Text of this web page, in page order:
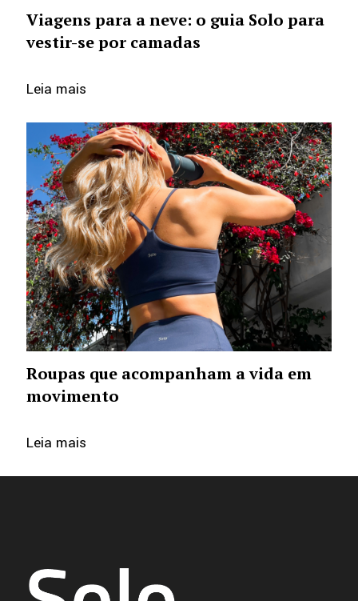
Viagens para a neve: o guia Solo para
vestir-se por camadas
Leia mais
Roupas que acompanham a vida em
movimento
Leia mais